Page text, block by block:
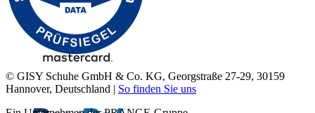
© GISY Schuhe GmbH & Co. KG, Georgstraße 27-29, 30159
Hannover, Deutschland | So finden Sie uns